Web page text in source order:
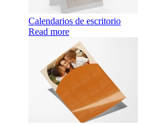
Calendarios de escritorio
Read more